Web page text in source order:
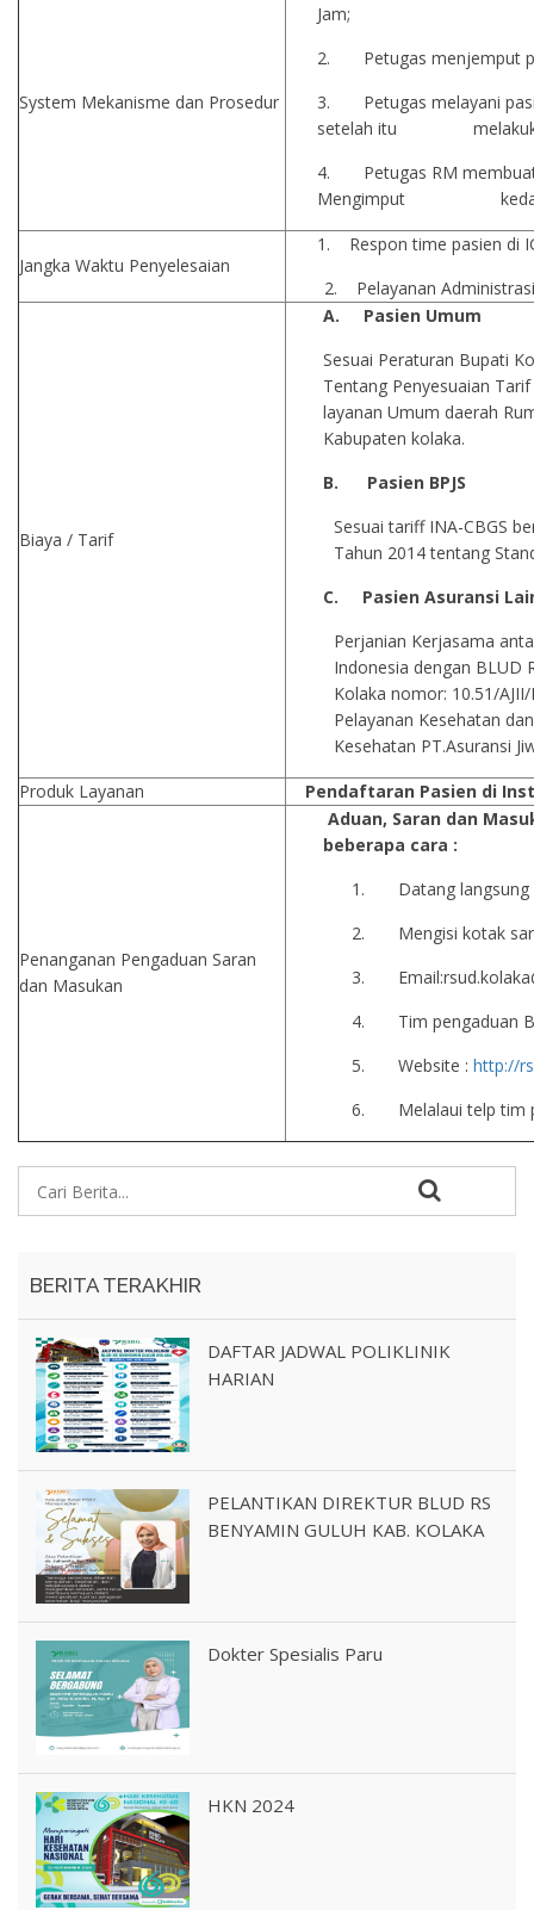
System Mekanisme dan Prosedur
Jam;
2. Petugas menjemput
3. Petugas melayani
setelah itu melakukan
4. Petugas RM membuat
Mengimput kedalam
Jangka Waktu Penyelesaian
1. Respon time pasien di
2. Pelayanan Administrasi
Biaya / Tarif
A. Pasien Umum
Sesuai Peraturan Bupati
Tentang Penyesuaian
layanan Umum daerah
Kabupaten kolaka.
B. Pasien BPJS
Sesuai tariff INA-CBGS
Tahun 2014 tentang
C. Pasien Asuransi
Perjanian Kerjasama
Indonesia dengan BLUD
Kolaka nomor: 10.51/
Pelayanan Kesehatan
Kesehatan PT.Asuransi
Produk Layanan
Pendaftaran Pasien di
Penanganan Pengaduan Saran
dan Masukan
Aduan, Saran dan
beberapa cara :
1. Datang langsung
2. Mengisi kotak
3.
4. Tim pengaduan
5. Website : http://
6. Melalaui telp tim
BERITA TERAKHIR
DAFTAR JADWAL POLIKLINIK
HARIAN
PELANTIKAN DIREKTUR BLUD RS
BENYAMIN GULUH KAB. KOLAKA
Dokter Spesialis Paru
HKN 2024